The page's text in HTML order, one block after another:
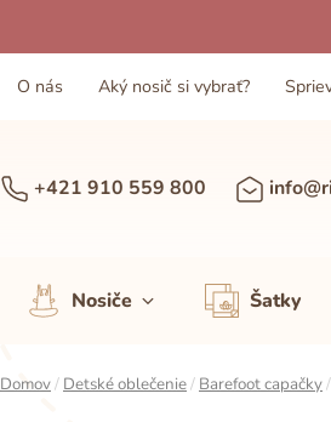
O nás Aký nosič si vybrať?
+421 910 559 800
Nosiče Šatky
Domov/ Detské oblečenie/ Barefoot capačky/